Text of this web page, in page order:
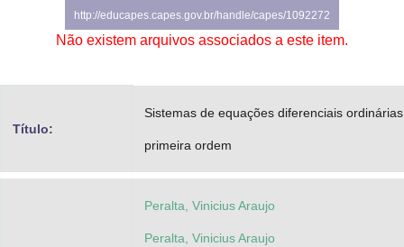
http://educapes.capes.gov.br/handle/capes/1092272
Não existem arquivos associados a este item.
Título:
Sistemas de equações diferenciais
primeira ordem
Peralta, Vinicius Araujo
Peralta, Vinicius Araujo